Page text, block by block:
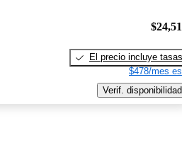
El precio incluye tasas
$478/mes
Verif. disponibilidad